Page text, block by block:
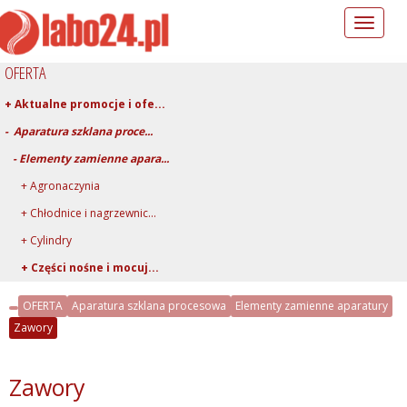
Toggle
OFERTA
+ Aktualne promocje i ofe...
- Aparatura szklana proce...
- Elementy zamienne apara...
+ Agronaczynia
+ Chłodnice i nagrzewnic...
+ Cylindry
+ Części nośne i mocuj...
+ Kociołki reakcyjne
+ Kolby
+ Mieszadła
+ Nasadki i rurki
OFERTA Aparatura szklana procesowa
Elementy zamienne aparatury
Zawory
Zawory